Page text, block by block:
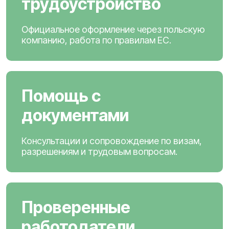
Официальное оформление через польскую
компанию, работа по правилам ЕС.
Помощь с
документами
Консультации и сопровождение по визам,
разрешениям и трудовым вопросам.
Проверенные